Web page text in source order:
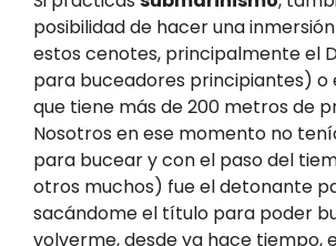
posibilidad de hacer una
estos cenotes, principalmente el
para buceadores principiantes) o
que tiene más de 200 metros de
Nosotros en ese momento no
para bucear y con el paso del
otros muchos) fue el detonante
sacándome el título para poder
volverme, desde ya hace tiempo,